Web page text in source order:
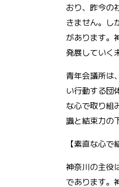
おり、昨今の
きません。し
があります。
発展していく
青年会議所は
い行動する団
な心で取り組
識と結束力の
【素直な心
神奈川の主役
であります。